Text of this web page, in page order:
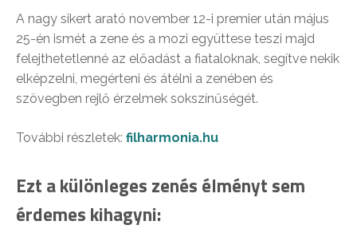
A nagy sikert arató november 12-i premier után május
25-én ismét a zene és a mozi együttese teszi majd
felejthetetlenné az előadást a fiataloknak, segítve nekik
elképzelni, megérteni és átélni a zenében és
szövegben rejlő érzelmek sokszínűségét.
További részletek: filharmonia.hu
Ezt a különleges zenés élményt sem
érdemes kihagyni: